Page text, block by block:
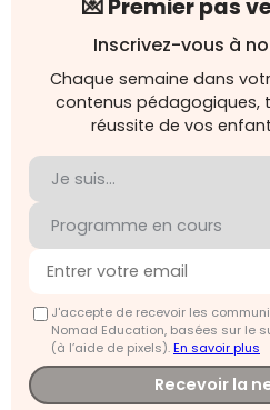
💌 Premier pas
Inscrivez-vous à
Chaque semaine dans
contenus pédagogiques,
réussite de vos
J'accepte de recevoir les
Nomad Education, basées sur le
(à l’aide de pixels).En savoir plus
Recevoir la